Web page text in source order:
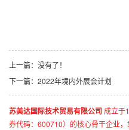
上一篇： 没有了！
下一篇： 2022年境内外展会计划
苏美达国际技术贸易有限公司 成立于
券代码：600710）的核心骨干企业